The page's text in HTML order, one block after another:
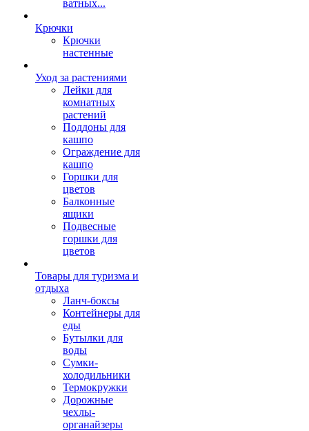
ватных...
Крючки
Крючки
настенные
Уход за растениями
Лейки для
комнатных
растений
Поддоны для
кашпо
Ограждение для
кашпо
Горшки для
цветов
Балконные
ящики
Подвесные
горшки для
цветов
Товары для туризма и
отдыха
Ланч-боксы
Контейнеры для
еды
Бутылки для
воды
Сумки-
холодильники
Термокружки
Дорожные
чехлы-
органайзеры